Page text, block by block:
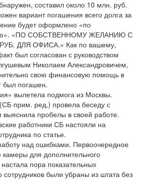
составил около 10 млн. руб.
вариант погашения всего долга за
будет оформлено «по
«ПО СОБСТВЕННОМУ ЖЕЛАНИЮ С
ДЛЯ ОФИСА.» Как по вашему,
был согласован с руководством
Николаем Александровичем,
свою финансовую помощь в
был погашен.
вылетела подмога из Москвы.
прим. ред.) провела беседу с
пробелы в своей работе.
работники СБ настояли на
по статье.
над ошибками. Первоочередное
камеры для дополнительного
пора показательных
сотрудников были убраны из штата без